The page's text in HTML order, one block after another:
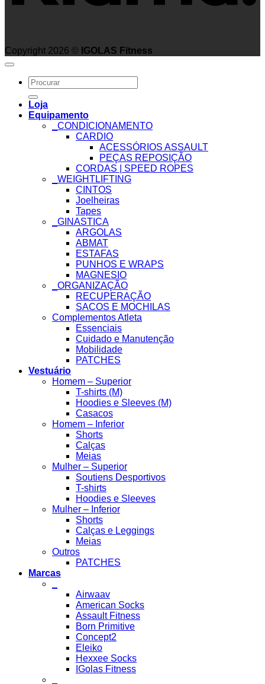
Copyright 2026 © IGOLAS Fitness
Search
for:
Loja
Equipamento
_CONDICIONAMENTO
CARDIO
ACESSÓRIOS ASSAULT
PEÇAS REPOSIÇÃO
CORDAS | SPEED ROPES
_WEIGHTLIFTING
CINTOS
Joelheiras
Tapes
_GINASTICA
ARGOLAS
ABMAT
ESTAFAS
PUNHOS E WRAPS
MAGNESIO
_ORGANIZAÇÃO
RECUPERAÇÃO
SACOS E MOCHILAS
Complementos Atleta
Essenciais
Cuidado e Manutenção
Mobilidade
PATCHES
Vestuário
Homem – Superior
T-shirts (M)
Hoodies e Sleeves (M)
Casacos
Homem – Inferior
Shorts
Calças
Meias
Mulher – Superior
Soutiens Desportivos
T-shirts
Hoodies e Sleeves
Mulher – Inferior
Shorts
Calças e Leggings
Meias
Outros
PATCHES
Marcas
Airwaav
American Socks
Assault Fitness
Born Primitive
Concept2
Eleiko
Hexxee Socks
IGolas Fitness